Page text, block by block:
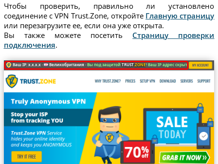
Чтобы проверить, правильно ли установлено
соединение с VPN Trust.Zone, откройте Главную страницу
или перезагрузите ее, если она уже открыта.
Вы также можете посетить Страницу проверки
подключения.
Ваш IP: x.x.x.x · Великобритания ·Вы под защитойTRUST.ZONE! Ваш IP адрес скрыт!